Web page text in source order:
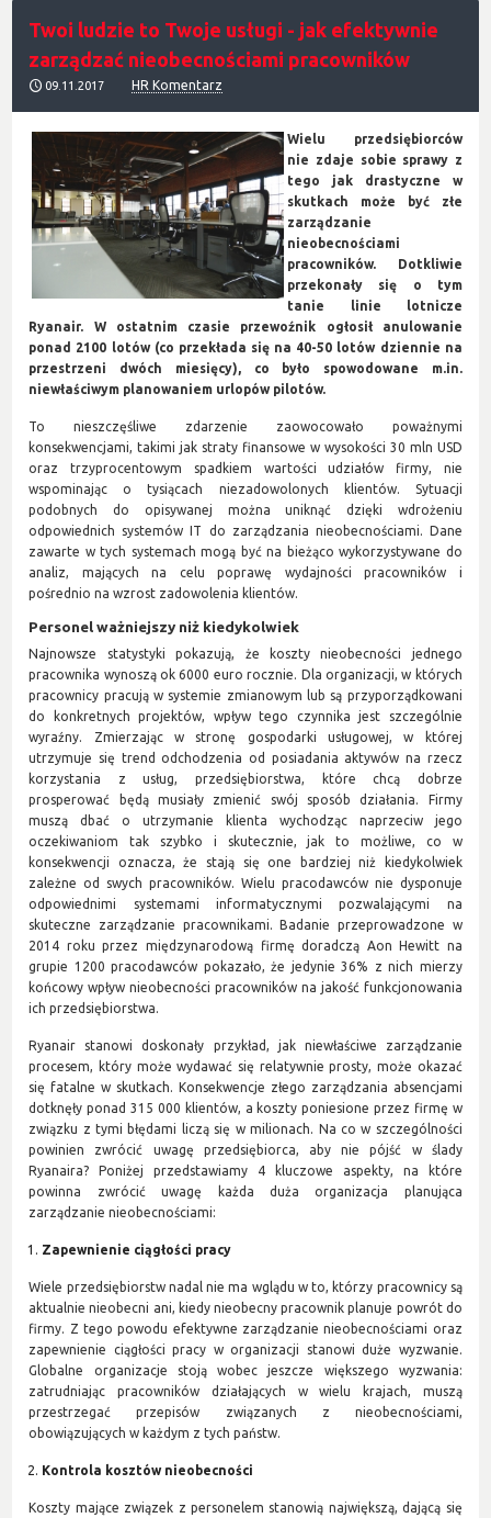
Twoi ludzie to Twoje usługi - jak efektywnie
zarządzać nieobecnościami pracowników
09.11.2017 HR Komentarz
Wielu przedsiębiorców
nie zdaje sobie sprawy z
tego jak drastyczne w
skutkach może być złe
zarządzanie
nieobecnościami
pracowników. Dotkliwie
przekonały się o tym
tanie linie lotnicze
Ryanair. W ostatnim czasie przewoźnik ogłosił anulowanie
ponad 2100 lotów (co przekłada się na 40-50 lotów dziennie na
przestrzeni dwóch miesięcy), co było spowodowane m.in.
niewłaściwym planowaniem urlopów pilotów.
To nieszczęśliwe zdarzenie zaowocowało poważnymi
konsekwencjami, takimi jak straty finansowe w wysokości 30 mln USD
oraz trzyprocentowym spadkiem wartości udziałów firmy, nie
wspominając o tysiącach niezadowolonych klientów. Sytuacji
podobnych do opisywanej można uniknąć dzięki wdrożeniu
odpowiednich systemów IT do zarządzania nieobecnościami. Dane
zawarte w tych systemach mogą być na bieżąco wykorzystywane do
analiz, mających na celu poprawę wydajności pracowników i
pośrednio na wzrost zadowolenia klientów.
Personel ważniejszy niż kiedykolwiek
Najnowsze statystyki pokazują, że koszty nieobecności jednego
pracownika wynoszą ok 6000 euro rocznie. Dla organizacji, w których
pracownicy pracują w systemie zmianowym lub są przyporządkowani
do konkretnych projektów, wpływ tego czynnika jest szczególnie
wyraźny. Zmierzając w stronę gospodarki usługowej, w której
utrzymuje się trend odchodzenia od posiadania aktywów na rzecz
korzystania z usług, przedsiębiorstwa, które chcą dobrze
prosperować będą musiały zmienić swój sposób działania. Firmy
muszą dbać o utrzymanie klienta wychodząc naprzeciw jego
oczekiwaniom tak szybko i skutecznie, jak to możliwe, co w
konsekwencji oznacza, że stają się one bardziej niż kiedykolwiek
zależne od swych pracowników. Wielu pracodawców nie dysponuje
odpowiednimi systemami informatycznymi pozwalającymi na
skuteczne zarządzanie pracownikami. Badanie przeprowadzone w
2014 roku przez międzynarodową firmę doradczą Aon Hewitt na
grupie 1200 pracodawców pokazało, że jedynie 36% z nich mierzy
końcowy wpływ nieobecności pracowników na jakość funkcjonowania
ich przedsiębiorstwa.
Ryanair stanowi doskonały przykład, jak niewłaściwe zarządzanie
procesem, który może wydawać się relatywnie prosty, może okazać
się fatalne w skutkach. Konsekwencje złego zarządzania absencjami
dotknęły ponad 315 000 klientów, a koszty poniesione przez firmę w
związku z tymi błędami liczą się w milionach. Na co w szczególności
powinien zwrócić uwagę przedsiębiorca, aby nie pójść w ślady
Ryanaira? Poniżej przedstawiamy 4 kluczowe aspekty, na które
powinna zwrócić uwagę każda duża organizacja planująca
zarządzanie nieobecnościami:
Zapewnienie ciągłości pracy
Wiele przedsiębiorstw nadal nie ma wglądu w to, którzy pracownicy są
aktualnie nieobecni ani, kiedy nieobecny pracownik planuje powrót do
firmy. Z tego powodu efektywne zarządzanie nieobecnościami oraz
zapewnienie ciągłości pracy w organizacji stanowi duże wyzwanie.
Globalne organizacje stoją wobec jeszcze większego wyzwania:
zatrudniając pracowników działających w wielu krajach, muszą
przestrzegać przepisów związanych z nieobecnościami,
obowiązujących w każdym z tych państw.
Kontrola kosztów nieobecności
Koszty mające związek z personelem stanowią największą, dającą się